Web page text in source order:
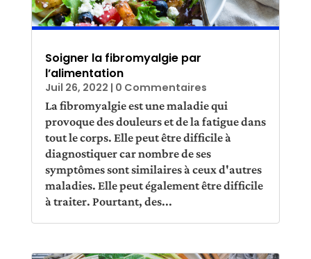
Soigner la fibromyalgie par
l’alimentation
Juil 26, 2022 | 0 Commentaires
La fibromyalgie est une maladie qui
provoque des douleurs et de la fatigue dans
tout le corps. Elle peut être difficile à
diagnostiquer car nombre de ses
symptômes sont similaires à ceux d'autres
maladies. Elle peut également être difficile
à traiter. Pourtant, des...